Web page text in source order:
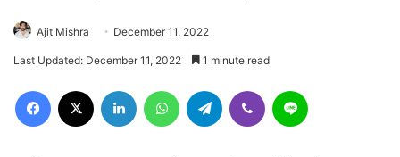
Ajit Mishra December 11, 2022
Last Updated: December 11, 2022 1 minute read
Facebook LinkedIn WhatsAppTelegram Viber